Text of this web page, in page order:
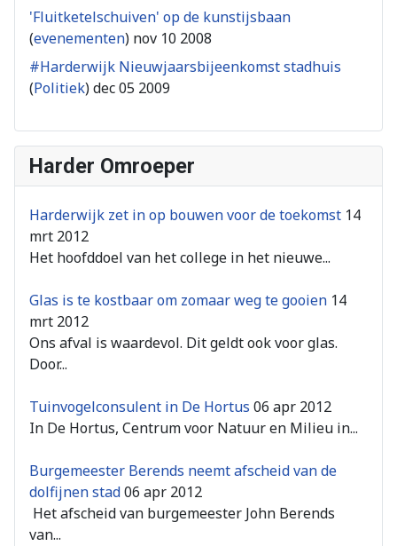
'Fluitketelschuiven' op de kunstijsbaan
(evenementen) nov 10 2008
#Harderwijk Nieuwjaarsbijeenkomst stadhuis
(Politiek)dec 05 2009
Harder Omroeper
Harderwijk zet in op bouwen voor de toekomst 14
mrt 2012
Het hoofddoel van het college in het nieuwe...
Glas is te kostbaar om zomaar weg te gooien 14
mrt 2012
Ons afval is waardevol. Dit geldt ook voor glas.
Door...
Tuinvogelconsulent in De Hortus 06 apr 2012
In De Hortus, Centrum voor Natuur en Milieu in...
Burgemeester Berends neemt afscheid van de
dolfijnen stad06 apr 2012
Het afscheid van burgemeester John Berends
van...